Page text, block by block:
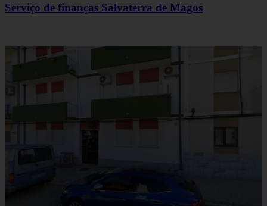
Serviço de finanças Salvaterra de Magos